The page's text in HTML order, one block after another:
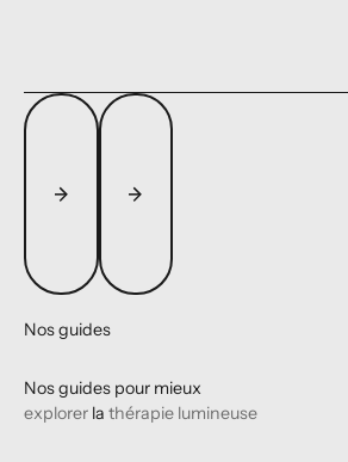
Nos guides
Nos guides pour mieux
explorer lathérapie lumineuse